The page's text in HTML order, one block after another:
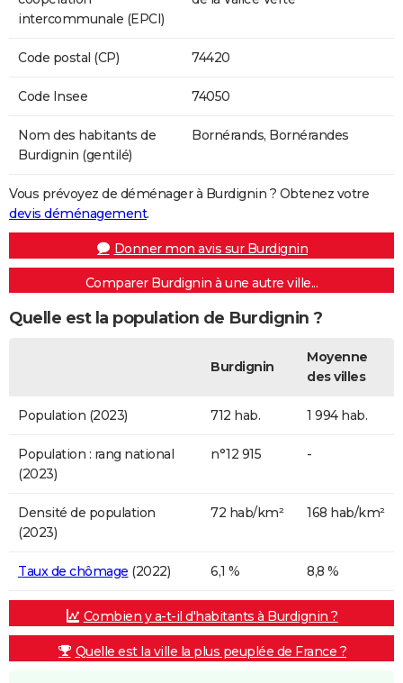
intercommunale (EPCI)
Code postal (CP) 74420
Code Insee 74050
Nom des habitants de
Burdignin (gentilé)
Bornérands, Bornérandes
Vous prévoyez de déménager à Burdignin ? Obtenez votre
devis déménagement.
Donner mon avis sur Burdignin
Comparer Burdignin à une autre ville...
Quelle est la population de Burdignin ?
Burdignin
Moyenne
des villes
Population (2023) 712 hab. 1 994 hab.
Population : rang national
(2023)
n°12 915 -
Densité de population
(2023)
72 hab/km² 168 hab/km²
Taux de chômage (2022) 6,1 % 8,8 %
Combien y a-t-il d'habitants à Burdignin ?
Quelle est la ville la plus peuplée de France ?